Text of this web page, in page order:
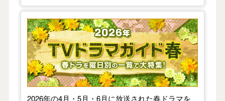
【2026年春】TVドラマガイド
2026年の4月・5月・6月に放送された春ドラマを